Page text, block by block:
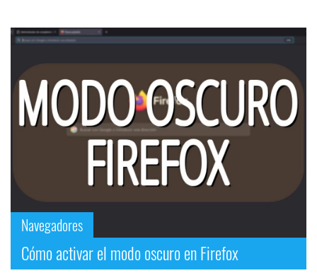
Navegadores
Cómo activar el modo oscuro en Firefox